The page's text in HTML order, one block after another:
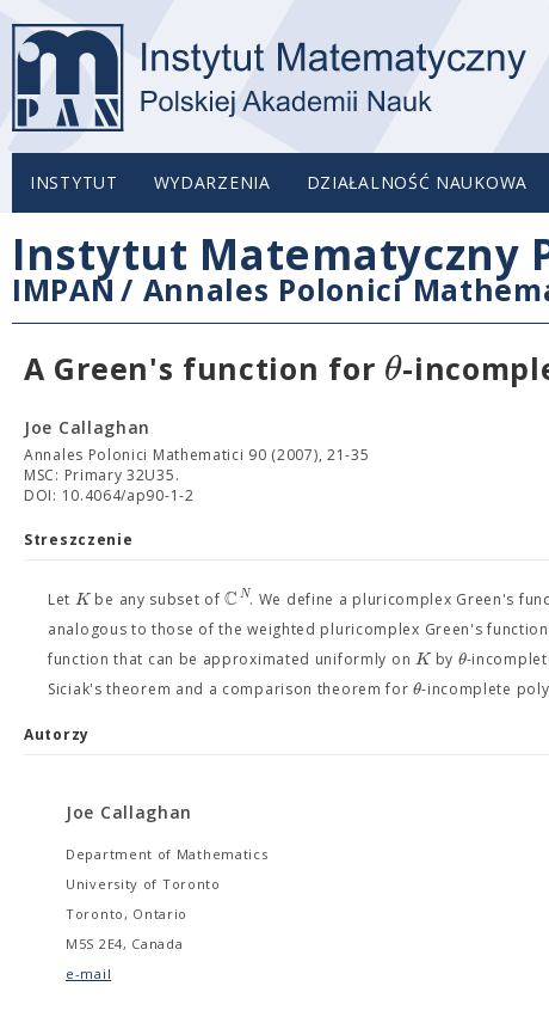
INSTYTUT WYDARZENIA DZIAŁALNOŚĆ NAUKOWA
Instytut Matematyczny
IMPAN / Annales Polonici
A Green's function for θ-
Joe Callaghan
Annales Polonici Mathematici 90 (2007), 21-35
MSC: Primary 32U35.
DOI: 10.4064/ap90-1-2
Streszczenie
Let Kbe any subset ofC N. We define a pluricomplex Green's
analogous to those of the weighted pluricomplex Green's
function that can be approximated uniformly on Kby θ-
Siciak's theorem and a comparison theorem forθ-incomplete
Autorzy
Joe Callaghan
Department of Mathematics
University of Toronto
Toronto, Ontario
M5S 2E4, Canada
e-mail